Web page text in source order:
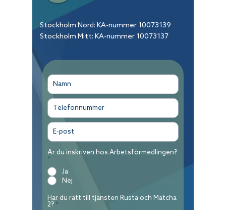
Stockholm Nord: KA-nummer 10073139
Stockholm Mitt: KA-nummer 10073137
Är du inskriven hos Arbetsförmedlingen?
*
Ja
Nej
Har du rätt till tjänsten Rusta och Matcha
2? *